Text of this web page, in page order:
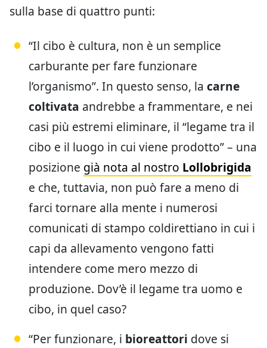
sulla base di quattro punti:
“Il cibo è cultura, non è un semplice
carburante per fare funzionare
l’organismo”. In questo senso, la carne
coltivata andrebbe a frammentare, e nei
casi più estremi eliminare, il “legame tra il
cibo e il luogo in cui viene prodotto” – una
posizione già nota al nostro Lollobrigida
e che, tuttavia, non può fare a meno di
farci tornare alla mente i numerosi
comunicati di stampo coldirettiano in cui i
capi da allevamento vengono fatti
intendere come mero mezzo di
produzione. Dov’è il legame tra uomo e
cibo, in quel caso?
“Per funzionare, i bioreattori dove si